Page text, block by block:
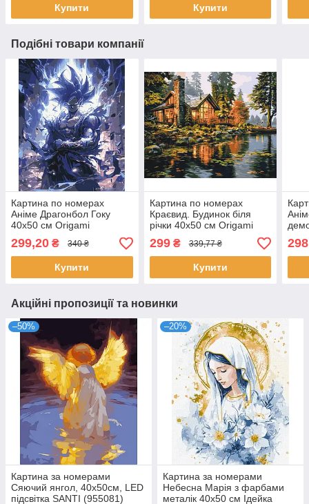
Купити Купити
Подібні товари компанії
Картина по номерах
Аніме Драгонбол Гоку
40x50 см Origamі
(LW31420)
299,20 ₴ 340 ₴
Купити
Картина по номерах
Краєвид. Будинок біля
річки 40x50 см Origamі
(LW31710)
299₴ 339,77 ₴
Купити
298
Акційні пропозиції та новинки
–50%
Картина за номерами
Сяючий янгол, 40x50см, LED
підсвітка SANTI (955081)
–20%
Картина за номерами
Небесна Марія з фарбами
металік 40х50 см Ідейка